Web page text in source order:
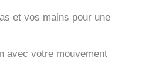
et vos mains pour une
avec votre mouvement